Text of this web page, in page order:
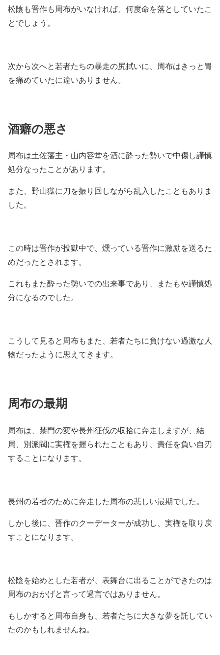
松陰も晋作も周布がいなければ、何度命を落としていたこ
とでしょう。
次から次へと若者たちの暴走の尻拭いに、周布はきっと胃
を痛めていたに違いありません。
酒癖の悪さ
周布は土佐藩主・山内容堂を酒に酔った勢いで中傷し謹慎
処分なったことがあります。
また、野山獄に刀を振り回しながら乱入したこともありま
した。
この時は晋作が投獄中で、燻っている晋作に激励を送るた
めだったとされます。
これもまた酔った勢いでの出来事であり、またもや謹慎処
分になるのでした。
こうして見ると周布もまた、若者たちに負けない過激な人
物だったように思えてきます。
周布の最期
周布は、禁門の変や長州征伐の収拾に奔走しますが、結
局、別派閥に実権を握られたこともあり、責任を負い自刃
することになります。
長州の若者のために奔走した周布の悲しい最期でした。
しかし後に、晋作のクーデーターが成功し、実権を取り戻
すことになります。
松陰を始めとした若者が、表舞台に出ることができたのは
周布のおかげと言って過言ではありません。
もしかすると周布自身も、若者たちに大きな夢を託してい
たのかもしれませんね。